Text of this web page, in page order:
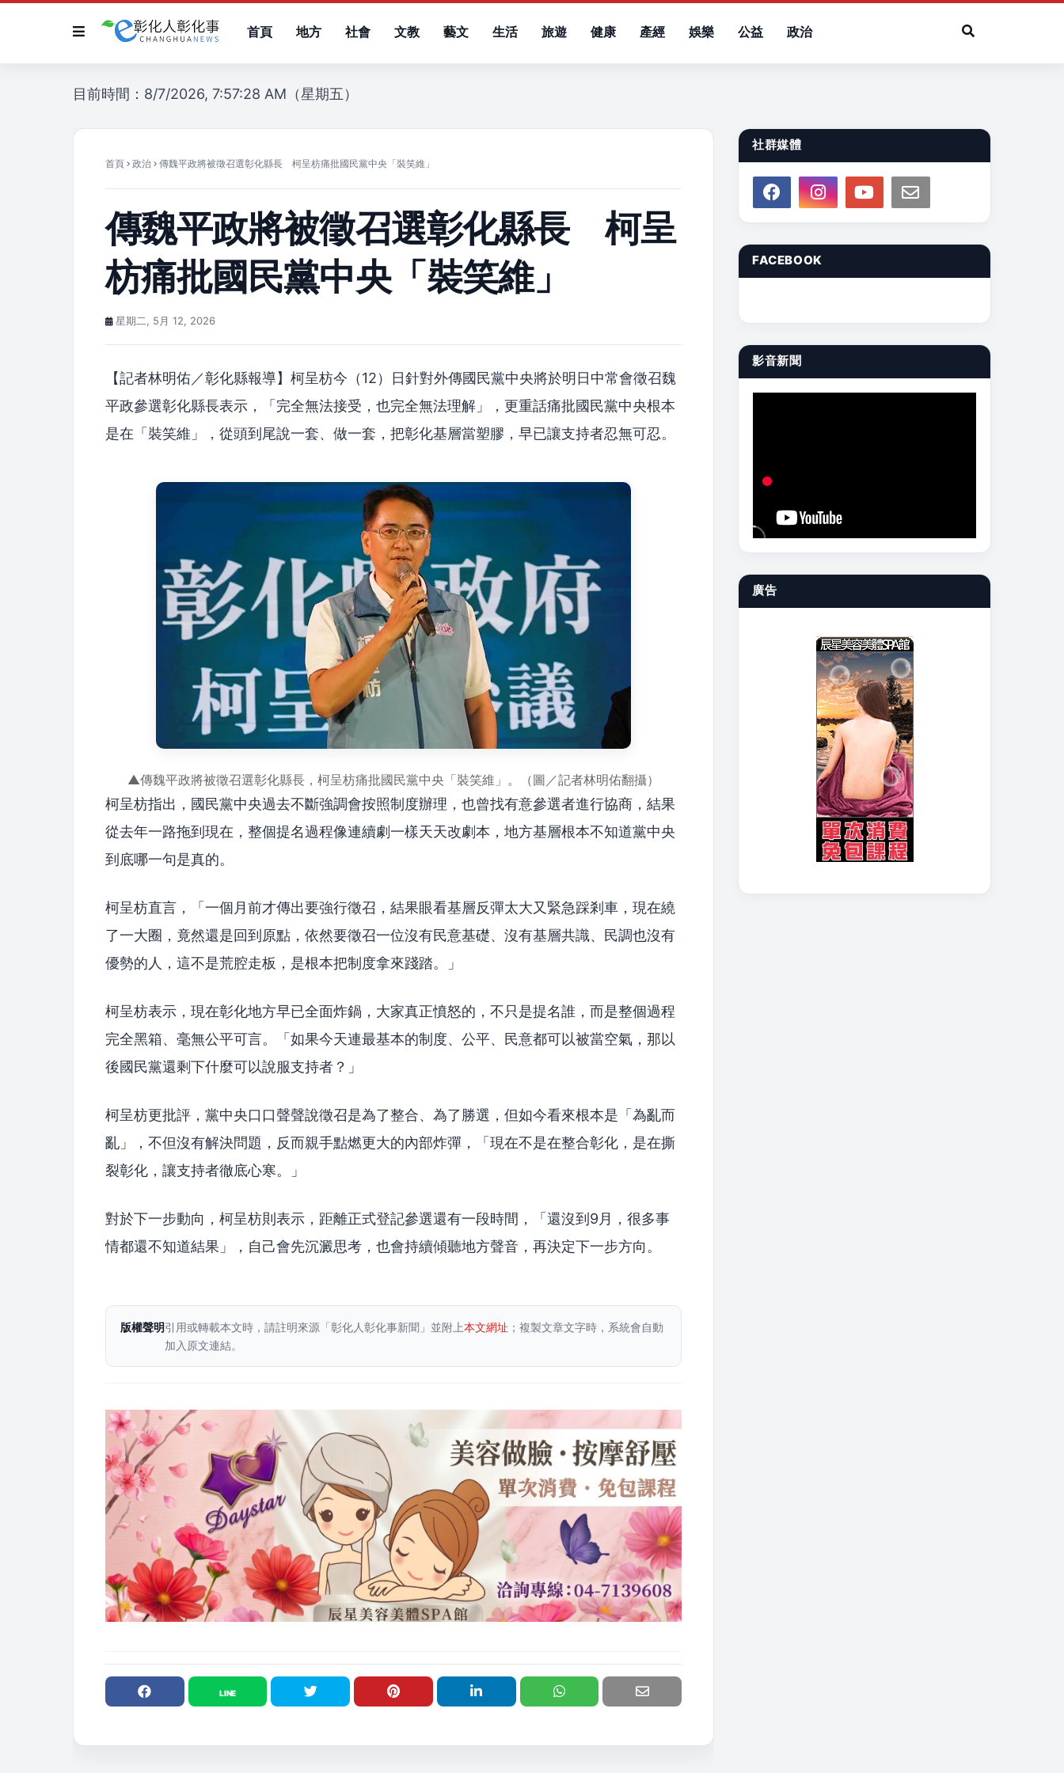
首頁 地方 社會 文教 藝文 生活 旅遊 健康 產經 娛樂 公益 政治
目前時間：8/7/2026, 7:57:28 AM（星期五）
首頁 政治 傳魏平政將被徵召選彰化縣長 柯呈枋痛批國民黨中央「裝笑維」
傳魏平政將被徵召選彰化縣長 柯呈
枋痛批國民黨中央「裝笑維」
星期二, 5月 12, 2026
【記者林明佑／彰化縣報導】柯呈枋今（12）日針對外傳國民黨中央將於明日中常會徵召魏
平政參選彰化縣長表示，「完全無法接受，也完全無法理解」，更重話痛批國民黨中央根本
是在「裝笑維」，從頭到尾說一套、做一套，把彰化基層當塑膠，早已讓支持者忍無可忍。
▲傳魏平政將被徵召選彰化縣長，柯呈枋痛批國民黨中央「裝笑維」。（圖／記者林明佑翻攝）
柯呈枋指出，國民黨中央過去不斷強調會按照制度辦理，也曾找有意參選者進行協商，結果
從去年一路拖到現在，整個提名過程像連續劇一樣天天改劇本，地方基層根本不知道黨中央
到底哪一句是真的。
柯呈枋直言，「一個月前才傳出要強行徵召，結果眼看基層反彈太大又緊急踩剎車，現在繞
了一大圈，竟然還是回到原點，依然要徵召一位沒有民意基礎、沒有基層共識、民調也沒有
優勢的人，這不是荒腔走板，是根本把制度拿來踐踏。」
柯呈枋表示，現在彰化地方早已全面炸鍋，大家真正憤怒的，不只是提名誰，而是整個過程
完全黑箱、毫無公平可言。「如果今天連最基本的制度、公平、民意都可以被當空氣，那以
後國民黨還剩下什麼可以說服支持者？」
柯呈枋更批評，黨中央口口聲聲說徵召是為了整合、為了勝選，但如今看來根本是「為亂而
亂」，不但沒有解決問題，反而親手點燃更大的內部炸彈，「現在不是在整合彰化，是在撕
裂彰化，讓支持者徹底心寒。」
對於下一步動向，柯呈枋則表示，距離正式登記參選還有一段時間，「還沒到9月，很多事
情都還不知道結果」，自己會先沉澱思考，也會持續傾聽地方聲音，再決定下一步方向。
版權聲明引用或轉載本文時，請註明來源「彰化人彰化事新聞」並附上本文網址 ；複製文章文字時，系統會自動
加入原文連結。
社群媒體
FACEBOOK
影音新聞
廣告